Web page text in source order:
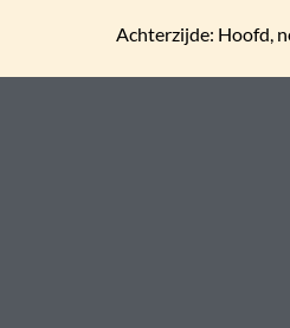
Achterzijde: Hoofd,